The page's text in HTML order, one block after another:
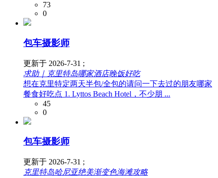
73
0
包车摄影师
更新于 2026-7-31 ;
求助｜克里特岛哪家酒店晚饭好吃
想在克里特定两天半包/全包的请问一下去过的朋友哪家
餐食好吃点 1. Lyttos Beach Hotel，不少朋 ...
45
0
包车摄影师
更新于 2026-7-31 ;
克里特岛哈尼亚绝美渐变色海滩攻略